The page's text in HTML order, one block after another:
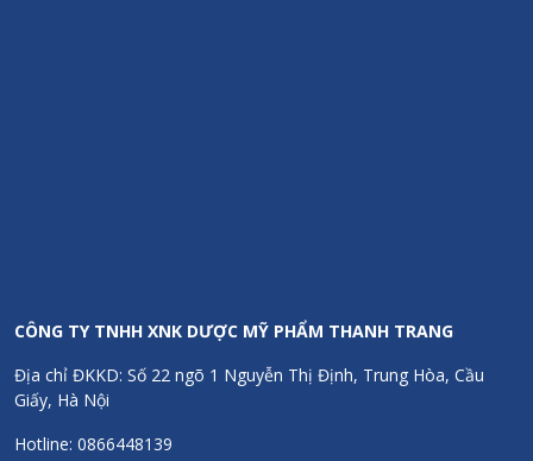
CÔNG TY TNHH XNK DƯỢC MỸ PHẨM THANH TRANG
Địa chỉ ĐKKD: Số 22 ngõ 1 Nguyễn Thị Định, Trung Hòa, Cầu
Giấy, Hà Nội
Hotline: 0866448139